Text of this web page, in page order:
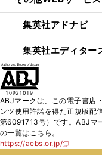
集英社アドナビ
集英社エディター
ABJマークは、この電子書店
ンツ使用許諾を得た正規版配
第6091713号）です。ABJマ
の一覧はこちら。
https://aebs.or.jp/
新